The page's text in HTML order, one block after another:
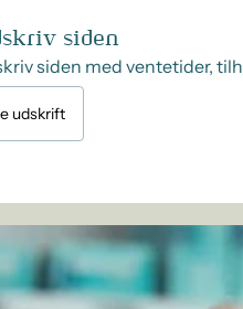
siden
siden med ventetider,
udskrift